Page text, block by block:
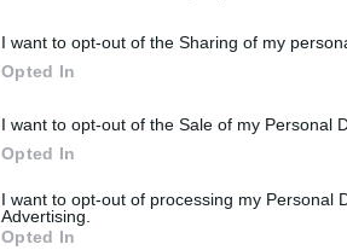
I want to opt-out of the Sharing of my
Opted In
I want to opt-out of the Sale of my Personal
Opted In
I want to opt-out of processing my Personal
Advertising.
Opted In